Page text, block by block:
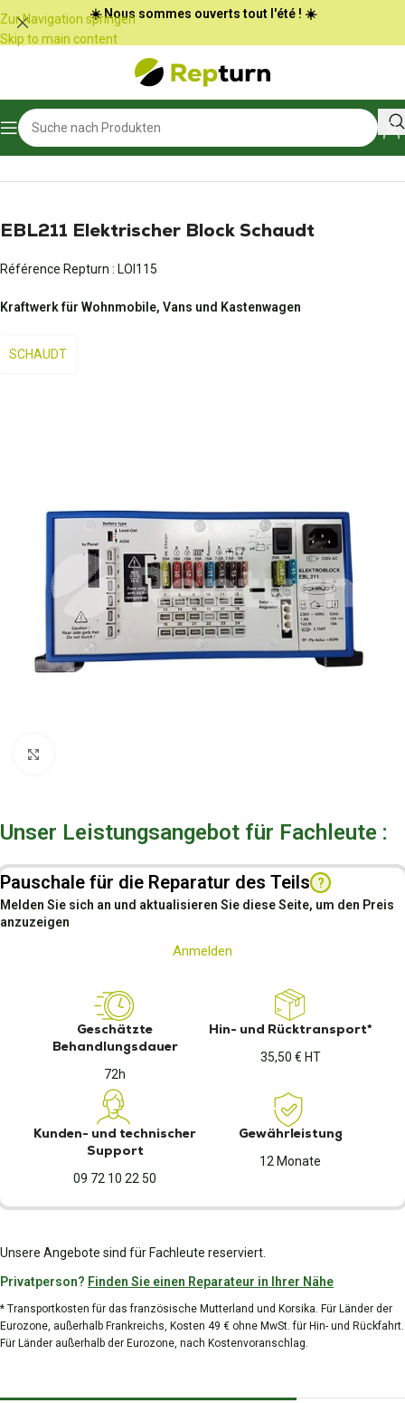
Cookie-Einstellungen
Zur Navigation springen
Skip to main content
☀️ Nous sommes ouverts tout l'été ! ☀️
Start/Wohnmobile und Vans
EBL211 Elektrischer Block Schaudt
Référence Repturn : LOI115
Kraftwerk für Wohnmobile, Vans und Kastenwagen
SCHAUDT
Unser Leistungsangebot für Fachleute :
Pauschale für die Reparatur des Teils ?
Melden Sie sich an und aktualisieren Sie diese Seite, um den Preis
anzuzeigen
Anmelden
Geschätzte
Behandlungsdauer
72h
Hin- und Rücktransport*
35,50 € HT
Kunden- und technischer
Support
09 72 10 22 50
Gewährleistung
12 Monate
Unsere Angebote sind für Fachleute reserviert.
Privatperson? Finden Sie einen Reparateur in Ihrer Nähe
* Transportkosten für das französische Mutterland und Korsika. Für Länder der
Eurozone, außerhalb Frankreichs, Kosten 49 € ohne MwSt. für Hin- und Rückfahrt.
Für Länder außerhalb der Eurozone, nach Kostenvoranschlag.